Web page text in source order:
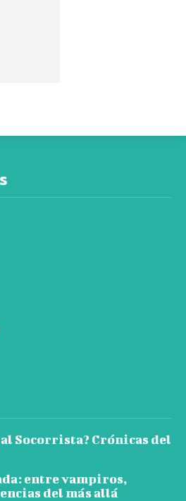
Socorrista? Crónicas del
entre vampiros,
del más allá